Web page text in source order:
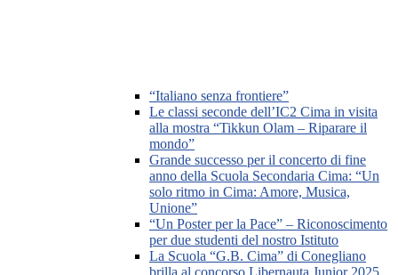
“Italiano senza frontiere”
Le classi seconde dell’IC2 Cima in visita
alla mostra “Tikkun Olam – Riparare il
mondo”
Grande successo per il concerto di fine
anno della Scuola Secondaria Cima: “Un
solo ritmo in Cima: Amore, Musica,
Unione”
“Un Poster per la Pace” – Riconoscimento
per due studenti del nostro Istituto
La Scuola “G.B. Cima” di Conegliano